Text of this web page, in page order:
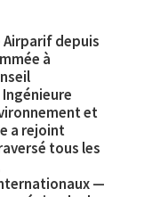
Airparif depuis
à
et
a rejoint
tous les
—